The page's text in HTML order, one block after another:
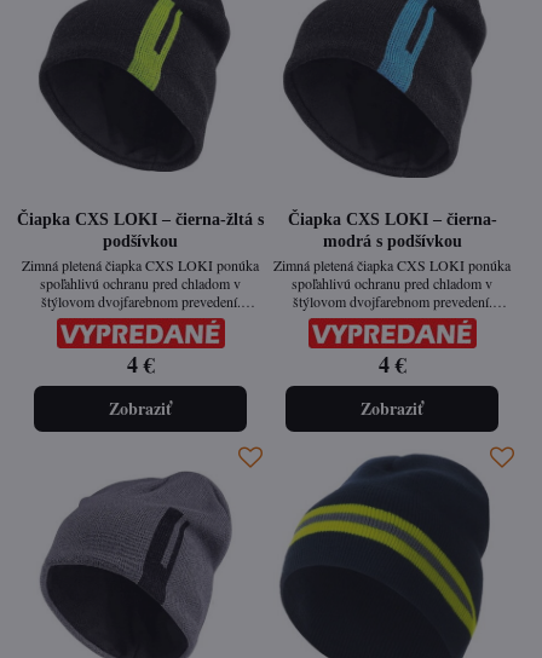
Čiapka CXS LOKI – čierna-žltá s
podšívkou
Zimná pletená čiapka CXS LOKI ponúka
spoľahlivú ochranu pred chladom v
štýlovom dvojfarebnom prevedení.
Vnútorná fleecová podšívka udržuje hlavu
v teple a zároveň zaisťuje maximálny
komfort aj pri dlhom nosení. Ideálna pre
mužov aj ženy – jednoducho unisex klasika
do chladného počasia.
4 €
Zobraziť
Čiapka CXS LOKI – čierna-
modrá s podšívkou
Zimná pletená čiapka CXS LOKI ponúka
spoľahlivú ochranu pred chladom v
štýlovom dvojfarebnom prevedení.
Vnútorná fleecová podšívka udržuje hlavu
v teple a zároveň zaisťuje maximálny
komfort aj pri dlhom nosení. Ideálna pre
mužov aj ženy – jednoducho unisex klasika
do chladného počasia.
4 €
Zobraziť